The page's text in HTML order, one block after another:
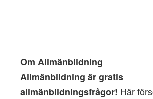
Om Allmänbildning
Allmänbildning är gratis
allmänbildningsfrågor! Här